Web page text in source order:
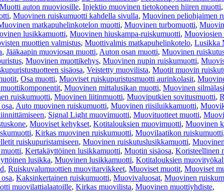
Muotti auton muoviosille, Injektio muovinen tietokoneen hiiren muotti,
, Muovinen ruiskumuotti kahdella sivulla, Muovinen peliohjaimen
matkapuhelinkotelon muotti, Muovinen turbomuotti,
lusikkamuotti, Muovinen hiuskampa-ruiskumuotti, Muoviosien
muottien valmistus, Muottivalmis matkapuhelinkotelo, Lusikka
, Jääkaapin muoviosan muotti, Auton osan muotti, Muovinen
, Muovinen muottikehys, Muovinen nupin ruiskumuotti,
sisäosa, Veistetty muovilista, Muotit muovin
, Osa muotti, Muoviset ruiskupuristusmuotti aurinkolasit,
, Muovinen mittalusikan muotti, Muovinen
ruiskumuotti, Muovinen liitinmuotti, Muoviputkien sovitusmuotti,
, Auto muovinen ruiskumuotti, Muovinen riisiluikkamuotti,
, Signal Light muovimuotti, Muovituotteet muotti,
, Muoviset kehykset, Kotitalouksien muovimuotti, Muovinen
, Kirkas muovinen ruiskumuotti, Muovilaatikon ruiskumuotti,
ruiskupuristamiseen, Muovinen ruiskutuslusikkamuotti,
, Kertakäyttöinen lusikkamuotti, Muotin sisäosa, Koristeellinen
lusikka, Muovinen lusikkamuotti, Kotitalouksien
, Ruiskuvalumuottien muovitarvikkeet, Muoviset muotit, Muoviset
, Kaksinkertainen ruiskumuotti, Muovivaluosat, Muovinen
muovilattialaatoille, Kirkas muovilista, Muovinen muottiyhdiste,